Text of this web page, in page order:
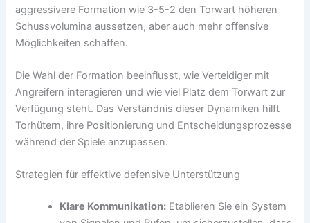
aggressivere Formation wie 3-5-2 den Torwart höheren
Schussvolumina aussetzen, aber auch mehr offensive
Möglichkeiten schaffen.
Die Wahl der Formation beeinflusst, wie Verteidiger mit
Angreifern interagieren und wie viel Platz dem Torwart zur
Verfügung steht. Das Verständnis dieser Dynamiken hilft
Torhütern, ihre Positionierung und Entscheidungsprozesse
während der Spiele anzupassen.
Strategien für effektive defensive Unterstützung
Klare Kommunikation: Etablieren Sie ein System